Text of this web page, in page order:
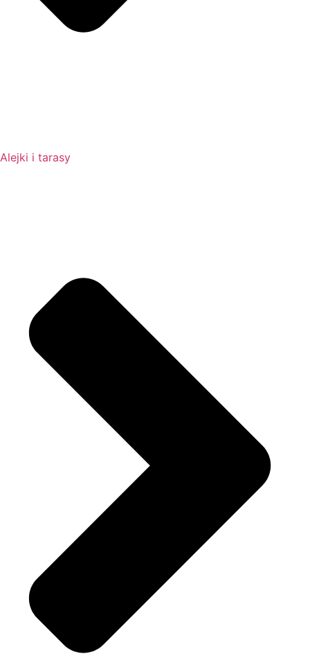
Alejki i tarasy